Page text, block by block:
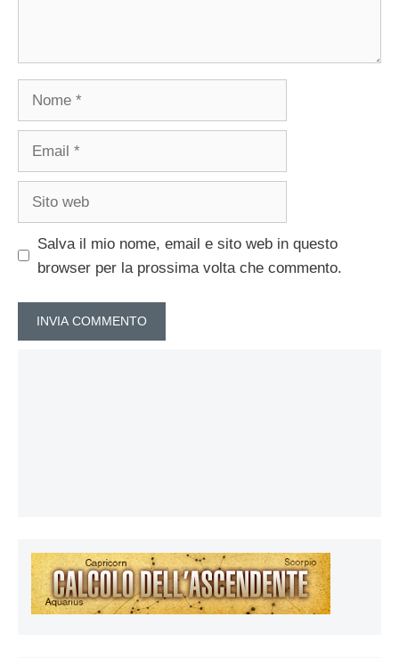
Salva il mio nome, email e sito web in questo
browser per la prossima volta che commento.